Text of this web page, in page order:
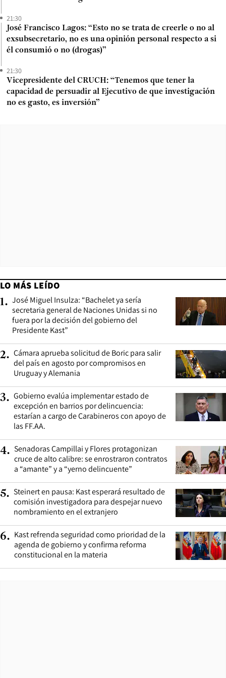
21:30
José Francisco Lagos: “Esto no se trata de creerle o no al
exsubsecretario, no es una opinión personal respecto a si
él consumió o no (drogas)”
21:30
Vicepresidente del CRUCH: “Tenemos que tener la
capacidad de persuadir al Ejecutivo de que investigación
no es gasto, es inversión”
LO MÁS LEÍDO
1. José Miguel Insulza: “Bachelet ya sería
secretaria general de Naciones Unidas si no
fuera por la decisión del gobierno del
Presidente Kast”
2. Cámara aprueba solicitud de Boric para salir
del país en agosto por compromisos en
Uruguay y Alemania
3. Gobierno evalúa implementar estado de
excepción en barrios por delincuencia:
estarían a cargo de Carabineros con apoyo de
las FF.AA.
4. Senadoras Campillai y Flores protagonizan
cruce de alto calibre: se enrostraron contratos
a “amante” y a “yerno delincuente”
5. Steinert en pausa: Kast esperará resultado de
comisión investigadora para despejar nuevo
nombramiento en el extranjero
6. Kast refrenda seguridad como prioridad de la
agenda de gobierno y confirma reforma
constitucional en la materia